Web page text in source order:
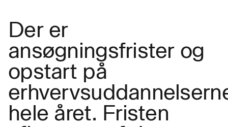
Der er
ansøgningsfrister og
opstart på
hele året. Fristen